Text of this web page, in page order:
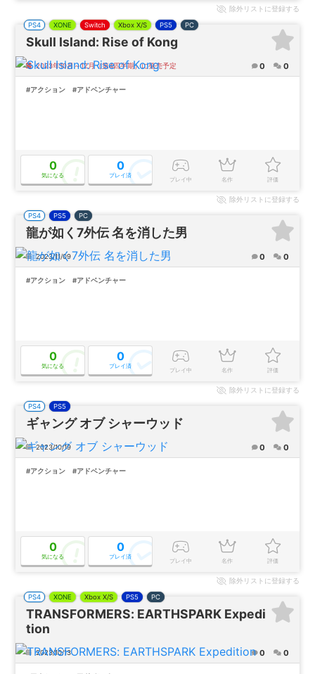
除外リストに登録する
Skull Island: Rise of Kong
PS4 XONE Switch Xbox X/S PS5 PC
2023年10月～12月（第4四半期）に発売予定 0 0
#アクション #アドベンチャー
0
気になる
0
プレイ済
プレイ中 名作 評価
除外リストに登録する
龍が如く7外伝 名を消した男
PS4 PS5 PC
2023/11/09 0 0
#アクション #アドベンチャー
0
気になる
0
プレイ済
プレイ中 名作 評価
除外リストに登録する
ギャング オブ シャーウッド
PS4 PS5
2023/10/19 0 0
#アクション #アドベンチャー
0
気になる
0
プレイ済
プレイ中 名作 評価
除外リストに登録する
TRANSFORMERS: EARTHSPARK Expedi
tion
PS4 XONE Xbox X/S PS5 PC
2023/10/13 0 0